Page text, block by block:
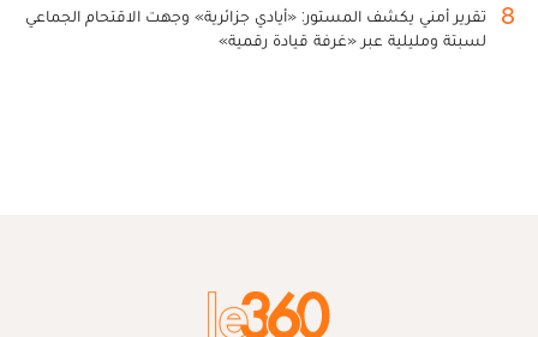
8
تقرير أمني يكشف المستور: «أيادي جزائرية» وجهت الاقتحام الجماعي
لسبتة ومليلية عبر «غرفة قيادة رقمية»